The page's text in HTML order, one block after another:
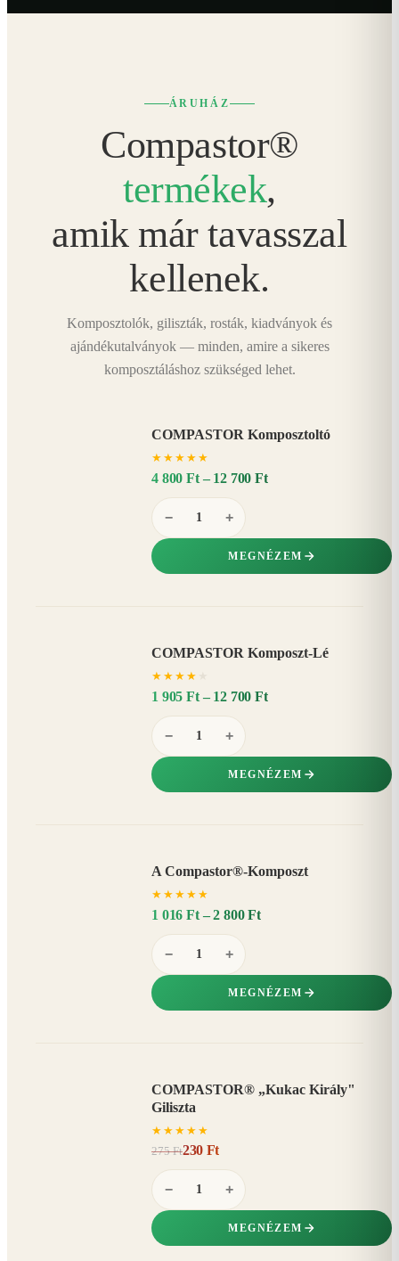
ÁRUHÁZ
Compastor®
termékek,
amik már tavasszal
kellenek.
Komposztolók, giliszták, rosták, kiadványok és
ajándékutalványok — minden, amire a sikeres
komposztáláshoz szükséged lehet.
COMPASTOR Komposztoltó
★ ★ ★ ★ ★
4 800 Ft – 12 700 Ft
− +
MEGNÉZEM
COMPASTOR Komposzt-Lé
★ ★ ★ ★
1 905 Ft – 12 700 Ft
− +
MEGNÉZEM
A Compastor®-Komposzt
★ ★ ★ ★ ★
1 016 Ft – 2 800 Ft
− +
MEGNÉZEM
COMPASTOR® „Kukac Király"
Giliszta
★ ★ ★ ★ ★
275 Ft230 Ft
− +
MEGNÉZEM